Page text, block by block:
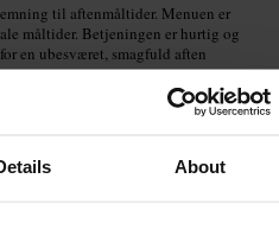
About
til aftenmåltider. Menuen er
måltider. Betjeningen er hurtig og
en ubesværet, smagfuld aften
for vinduesplads og roligere